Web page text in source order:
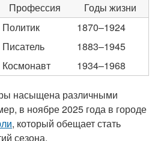
Профессия
Годы жизни
Политик
1870–1924
Писатель
1883–1945
Космонавт 1934–1968
насыщена различными
в ноябре 2025 года в городе
, который обещает стать
сезона.